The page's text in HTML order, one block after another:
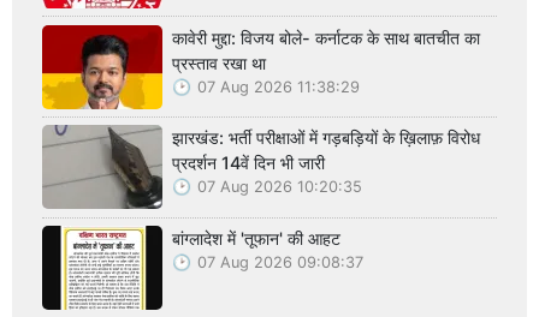
कावेरी मुद्दा: विजय बोले- कर्नाटक के साथ बातचीत का
प्रस्ताव रखा था
07 Aug 2026 11:38:29
झारखंड: भर्ती परीक्षाओं में गड़बड़ियों के ख़िलाफ़ विरोध
प्रदर्शन 14वें दिन भी जारी
07 Aug 2026 10:20:35
बांग्लादेश में 'तूफान' की आहट
07 Aug 2026 09:08:37